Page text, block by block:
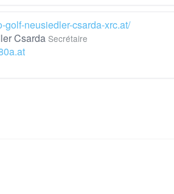
golf-neusiedler-csarda-xrc.at/
Csarda Secrétaire